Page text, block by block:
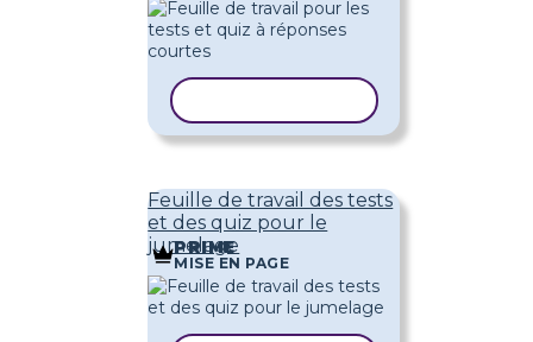
Feuille de travail des tests
et des quiz pour le
jumelage
PRIME
MISE EN PAGE